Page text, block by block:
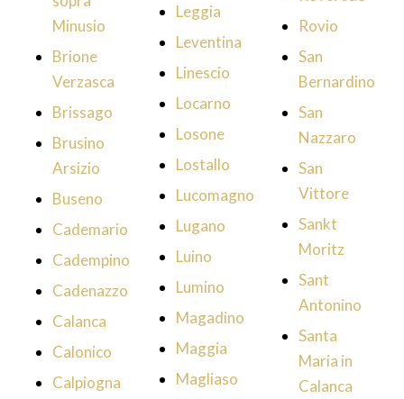
Minusio
Brione
Verzasca
Brissago
Brusino
Arsizio
Buseno
Cademario
Cadempino
Cadenazzo
Calanca
Calonico
Calpiogna
Leggia
Leventina
Linescio
Locarno
Losone
Lostallo
Lucomagno
Lugano
Luino
Lumino
Magadino
Maggia
Magliaso
Rovio
San
Bernardino
San
Nazzaro
San
Vittore
Sankt
Moritz
Sant
Antonino
Santa
Maria in
Calanca